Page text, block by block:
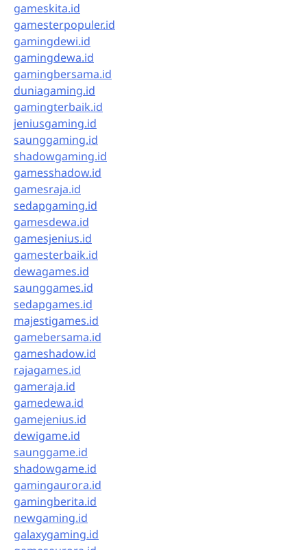
gameskita.id
gamesterpopuler.id
gamingdewi.id
gamingdewa.id
gamingbersama.id
duniagaming.id
gamingterbaik.id
jeniusgaming.id
saunggaming.id
shadowgaming.id
gamesshadow.id
gamesraja.id
sedapgaming.id
gamesdewa.id
gamesjenius.id
gamesterbaik.id
dewagames.id
saunggames.id
sedapgames.id
majestigames.id
gamebersama.id
gameshadow.id
rajagames.id
gameraja.id
gamedewa.id
gamejenius.id
dewigame.id
saunggame.id
shadowgame.id
gamingaurora.id
gamingberita.id
newgaming.id
galaxygaming.id